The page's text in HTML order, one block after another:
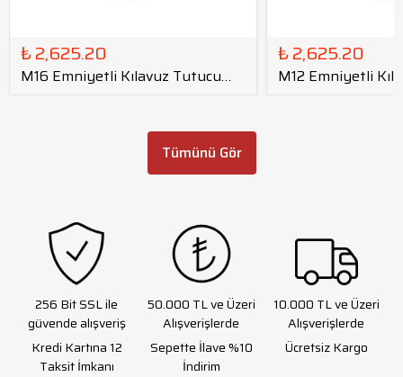
₺ 2,625.20
M16 Emniyetli Kılavuz Tutucu
₺ 2,625.20
M12 Emniyetli
Tümünü Gör
256 Bit SSL ile
güvende alışveriş
Kredi Kartına 12
Taksit İmkanı
50.000 TL ve Üzeri
Alışverişlerde
Sepette İlave %10
İndirim
10.000 TL ve Üzeri
Alışverişlerde
Ücretsiz Kargo